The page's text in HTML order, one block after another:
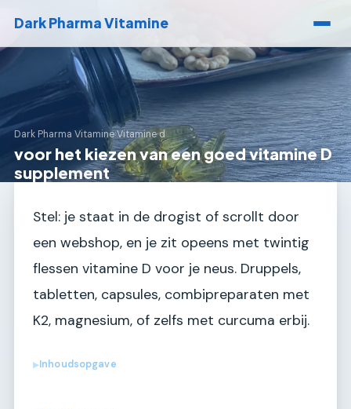
Dark Pharma Vitamine
Dark Pharma Vitamine›Vitamine d
voor het kiezen van een goed vitamine D
supplement
Stel: je staat in de drogist of scrollt door
een webshop, en je zit opeens met twintig
flessen vitamine D voor je neus. Druppels,
tabletten, capsules, combipreparaten met
K2, magnesium, of zelfs met curcuma erbij.
▶Inhoudsopgave